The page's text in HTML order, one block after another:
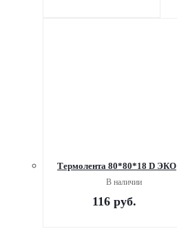
Термолента 80*80*18 D ЭКО
В наличии
116 руб.